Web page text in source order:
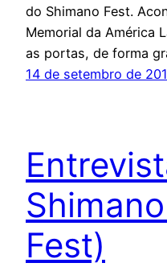
do Shimano Fest.
Memorial da América
as portas, de forma
14 de setembro de
Fest)